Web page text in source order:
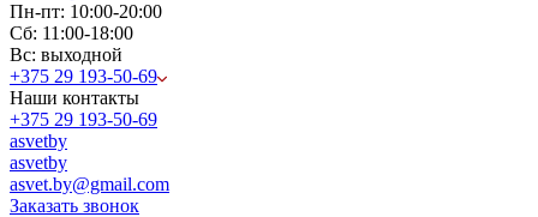
Пн-пт: 10:00-20:00
Сб: 11:00-18:00
Вс: выходной
+375 29 193-50-69
Наши контакты
+375 29 193-50-69
asvetby
asvetby
asvet.by@gmail.com
Заказать звонок